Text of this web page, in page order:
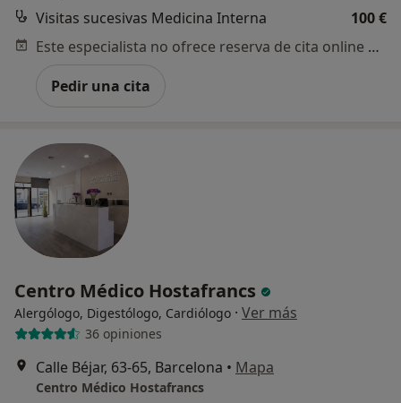
Visitas sucesivas Medicina Interna
100 €
Este especialista no ofrece reserva de cita online en esta dirección.
Pedir una cita
Centro Médico Hostafrancs
Alergólogo, Digestólogo, Cardiólogo · Ver más
36 opiniones
Calle Béjar, 63-65, Barcelona • Mapa
Centro Médico Hostafrancs